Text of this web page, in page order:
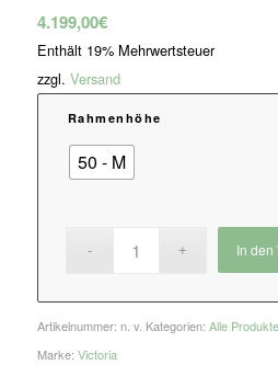
4.199,00€
Enthält 19% Mehrwertsteuer
zzgl. Versand
Rahmenhöhe
50 - M
In den
Artikelnummer: n. v. Kategorien: Alle Produkte
Marke: Victoria